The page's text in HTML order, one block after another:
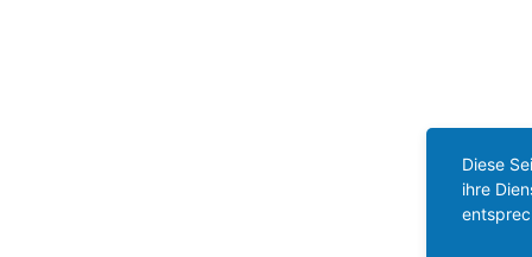
Diese
ihre